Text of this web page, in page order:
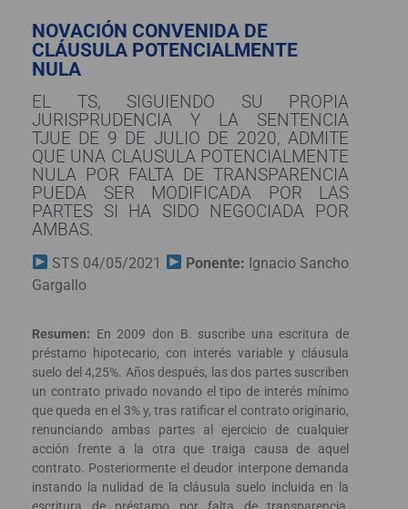
NOVACIÓN CONVENIDA DE
CLÁUSULA POTENCIALMENTE
NULA
EL TS, SIGUIENDO SU PROPIA
JURISPRUDENCIA Y LA SENTENCIA
TJUE DE 9 DE JULIO DE 2020, ADMITE
QUE UNA CLAUSULA POTENCIALMENTE
NULA POR FALTA DE TRANSPARENCIA
PUEDA SER MODIFICADA POR LAS
PARTES SI HA SIDO NEGOCIADA POR
AMBAS.
STS 04/05/2021 Ponente: Ignacio Sancho
Gargallo
Resumen: En 2009 don B. suscribe una escritura de
préstamo hipotecario, con interés variable y cláusula
suelo del 4,25%. Años después, las dos partes suscriben
un contrato privado novando el tipo de interés mínimo
que queda en el 3% y, tras ratificar el contrato originario,
renunciando ambas partes al ejercicio de cualquier
acción frente a la otra que traiga causa de aquel
contrato. Posteriormente el deudor interpone demanda
instando la nulidad de la cláusula suelo incluida en la
escritura de préstamo por falta de transparencia,